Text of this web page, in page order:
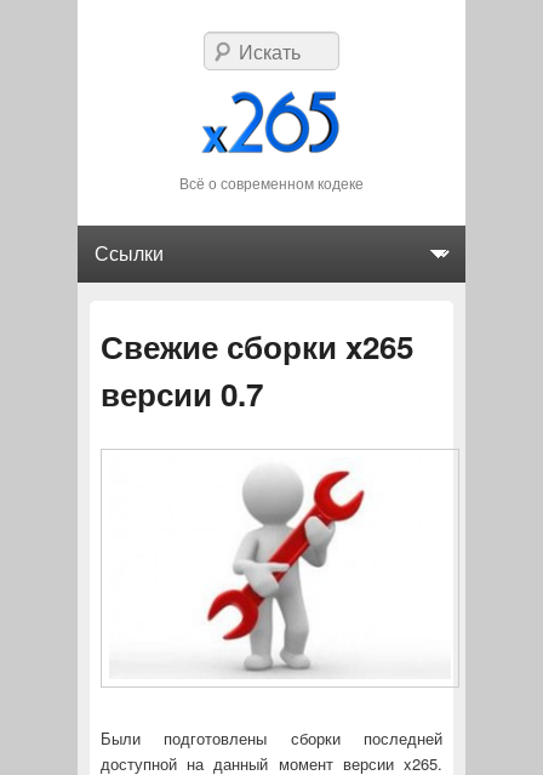
Всё о современном кодеке
Искать
Свежие сборки x265
версии 0.7
Были подготовлены сборки последней
доступной на данный момент версии x265.